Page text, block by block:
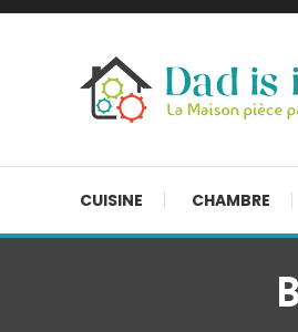
Skip
CUISINE CHAMBRE